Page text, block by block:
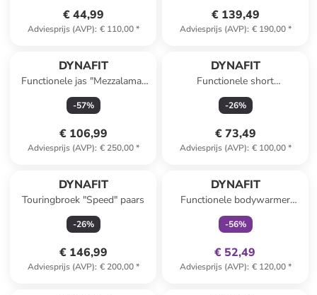
€ 44,99
Adviesprijs (AVP): € 110,00*
€ 139,49
Adviesprijs (AVP): € 190,00*
DYNAFIT
Functionele jas "Mezzalama"
turquoise
-57%
€ 106,99
Adviesprijs (AVP): € 250,00*
DYNAFIT
Functionele short
"TRAVERSE" grijs
-26%
€ 73,49
Adviesprijs (AVP): € 100,00*
DYNAFIT
Touringbroek "Speed" paars
-26%
€ 146,99
Adviesprijs (AVP): € 200,00*
DYNAFIT
Functionele bodywarmer
"RIDE LIGHT" rood
-56%
€ 52,49
Adviesprijs (AVP): € 120,00*